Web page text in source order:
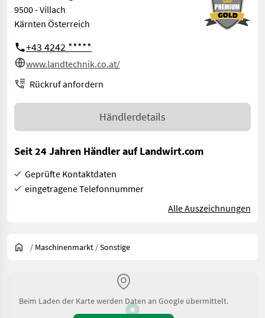
9500 - Villach
Kärnten Österreich
+43 4242 *****
www.landtechnik.co.at/
Rückruf anfordern
Händlerdetails
Seit 24 Jahren Händler auf Landwirt.com
Geprüfte Kontaktdaten
eingetragene Telefonnummer
Alle Auszeichnungen
/ Maschinenmarkt /Sonstige
Beim Laden der Karte werden Daten an Google übermittelt.